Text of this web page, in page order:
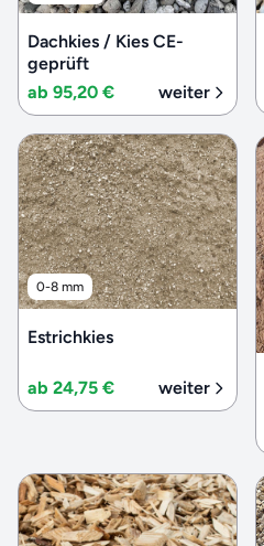
Dachkies / Kies CE-
geprüft
ab 95,20 €
weiter
0-8 mm
Estrichkies
ab 24,75 € weiter